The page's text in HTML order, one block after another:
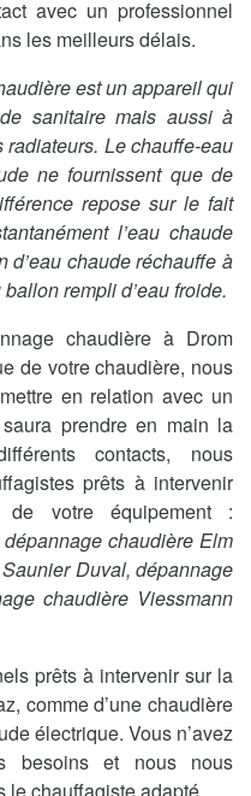
avec un professionnel
les meilleurs délais.
est un appareil qui
sanitaire mais aussi à
radiateurs. Le chauffe-eau
ne fournissent que de
repose sur le fait
l’eau chaude
chaude réchauffe à
rempli d’eau froide.
chaudière à Drom
de votre chaudière, nous
en relation avec un
prendre en main la
contacts, nous
prêts à intervenir
votre équipement :
chaudière Elm
Duval, dépannage
chaudière Viessmann
prêts à intervenir sur la
comme d’une chaudière
électrique. Vous n’avez
besoins et nous nous